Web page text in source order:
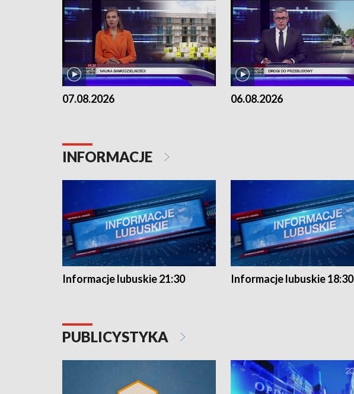
07.08.2026 06.08.2026
INFORMACJE
Informacje lubuskie 21:30 Informacje lubuskie 18:30
PUBLICYSTYKA